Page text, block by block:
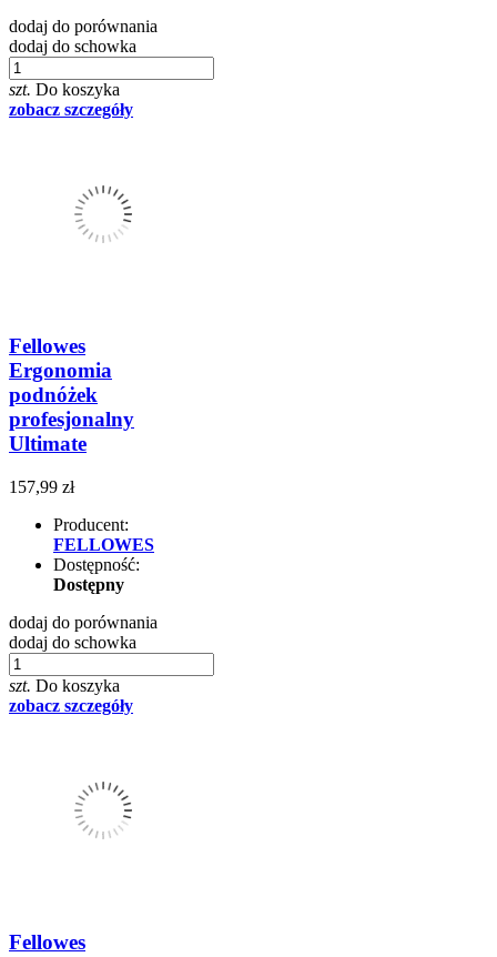
dodaj do porównania
dodaj do schowka
szt. Do koszyka
zobacz szczegóły
Fellowes
Ergonomia
podnóżek
profesjonalny
Ultimate
157,99 zł
Producent:
FELLOWES
Dostępność:
Dostępny
dodaj do porównania
dodaj do schowka
szt. Do koszyka
zobacz szczegóły
Fellowes